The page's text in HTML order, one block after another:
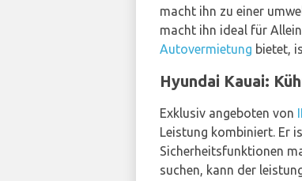
macht ihn zu einer
macht ihn ideal für
Autovermietung bietet,
Hyundai Kauai:
Exklusiv angeboten von
Leistung kombiniert. Er
Sicherheitsfunktionen
suchen, kann der